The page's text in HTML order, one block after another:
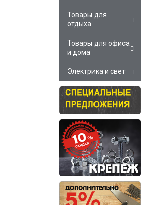
Товары для
отдыха
Товары для офиса
и дома
Электрика и свет